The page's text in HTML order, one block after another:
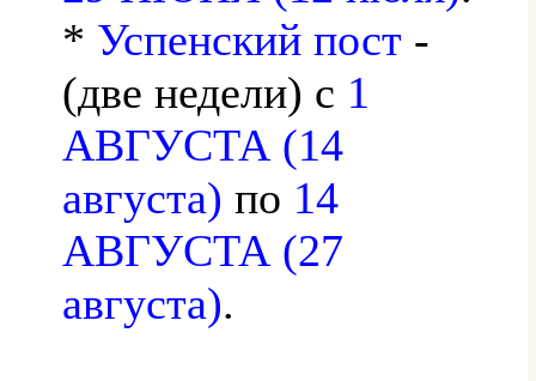
* Успенский пост -
(две недели) с 1
АВГУСТА (14
августа) по 14
АВГУСТА (27
августа).